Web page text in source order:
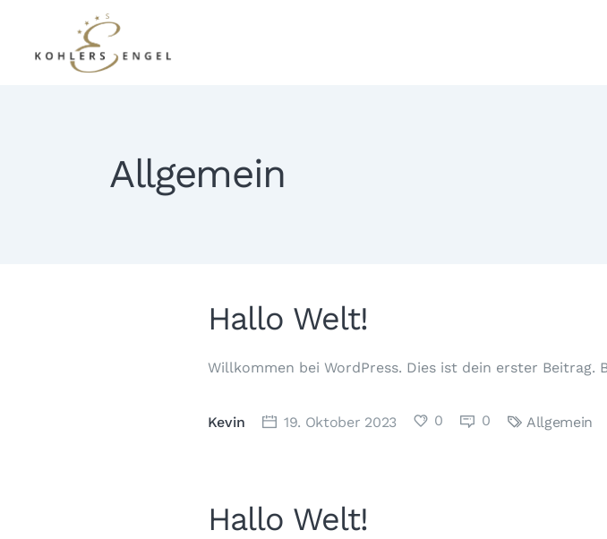
Allgemein
Hallo Welt!
Willkommen bei WordPress. Dies ist dein erster
Kevin 19. Oktober 2023 0 0 Allgemein
Hallo Welt!